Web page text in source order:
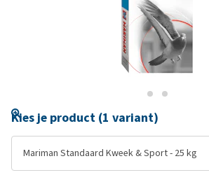
Kies je product (1 variant)
Mariman Standaard Kweek & Sport - 25 kg